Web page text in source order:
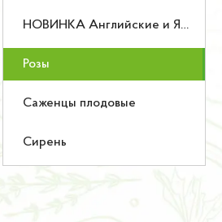
НОВИНКА Английские и Японские розы
Розы
Саженцы плодовые
Сирень